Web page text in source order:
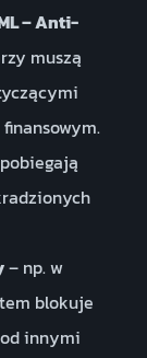
– Anti-
muszą
– np. w
blokuje
innymi